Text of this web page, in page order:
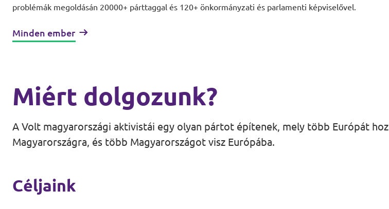
problémák megoldásán 20000+ párttaggal és 120+ önkormányzati és parlamenti képviselővel.
Minden ember
Miért dolgozunk?
A Volt magyarországi aktivistái egy olyan pártot építenek, mely több Európát hoz
Magyarországra, és több Magyarországot visz Európába.
Céljaink